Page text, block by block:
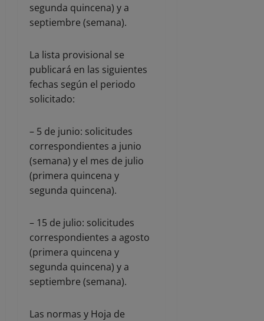
segunda quincena) y a
septiembre (semana).
La lista provisional se
publicará en las siguientes
fechas según el periodo
solicitado:
– 5 de junio: solicitudes
correspondientes a junio
(semana) y el mes de julio
(primera quincena y
segunda quincena).
– 15 de julio: solicitudes
correspondientes a agosto
(primera quincena y
segunda quincena) y a
septiembre (semana).
Las normas y Hoja de